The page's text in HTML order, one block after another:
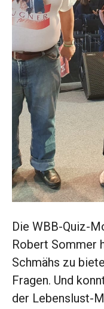
Die WBB-Quiz-
Robert Sommer
Schmähs zu
Fragen. Und
der Lebenslust-